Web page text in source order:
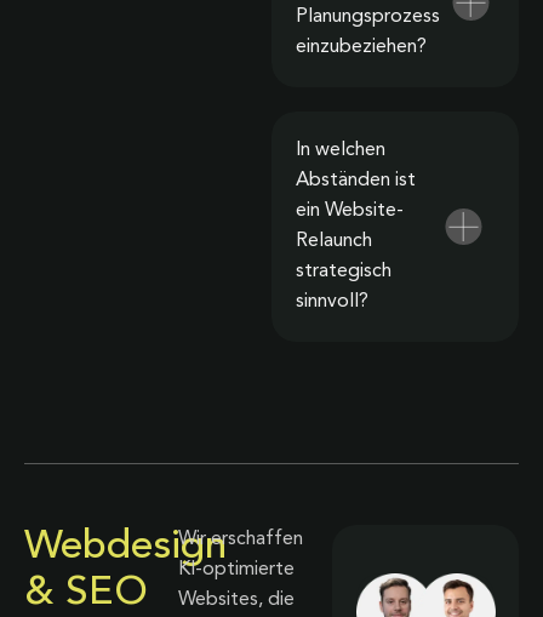
Planungsprozess
einzubeziehen?
In welchen
Abständen ist
ein Website-
Relaunch
strategisch
sinnvoll?
Webdesign
& SEO
Wir erschaffen
KI-optimierte
Websites, die